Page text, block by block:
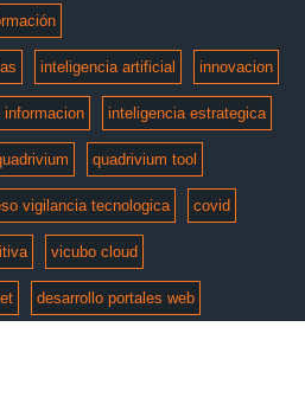
inteligencia artificial innovacion
inteligencia estrategica
quadrivium tool
vigilancia tecnologica covid
vicubo cloud
desarrollo portales web